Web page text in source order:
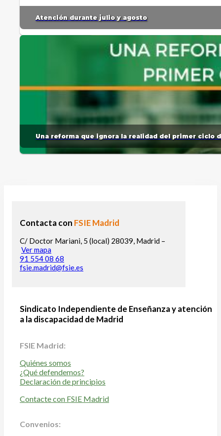
Atención durante julio y agosto
Una reforma que ignora la realidad del primer ciclo
Contacta con FSIE Madrid
C/ Doctor Mariani, 5 (local) 28039, Madrid –
Ver mapa
91 554 08 68
fsie.madrid@fsie.es
Sindicato Independiente de Enseñanza y atención
a la discapacidad de Madrid
FSIE Madrid:
Quiénes somos
¿Qué defendemos?
Declaración de principios
Contacte con FSIE Madrid
Convenios: